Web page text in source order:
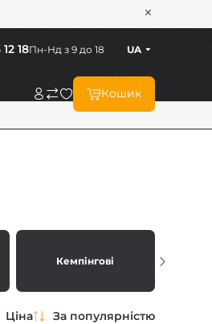
Кошик
Пн-Нд з 9 до 18
18 UA
Кемпінгові
Ціна За популярністю